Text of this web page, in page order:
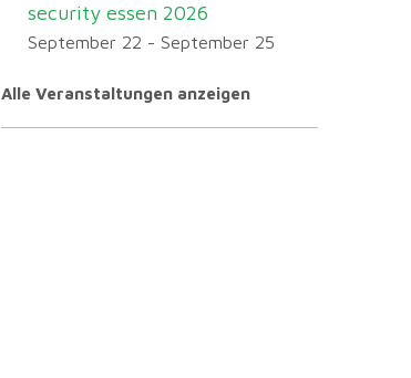
security essen 2026
September 22 -September 25
Alle Veranstaltungen anzeigen